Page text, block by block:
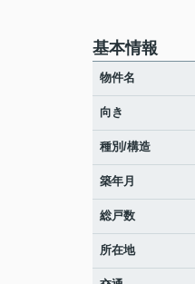
基本情報
物件名
向き
種別/構造
築年月
総戸数
所在地